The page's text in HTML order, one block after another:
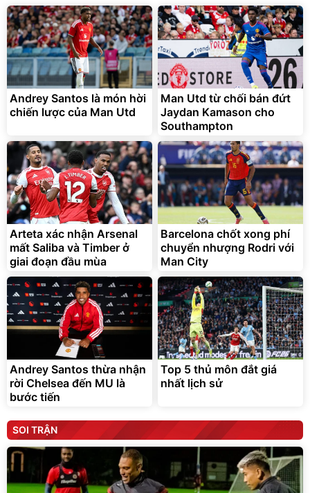
Andrey Santos là món hời
chiến lược của Man Utd
Man Utd từ chối bán đứt
Jaydan Kamason cho
Southampton
Arteta xác nhận Arsenal
mất Saliba và Timber ở
giai đoạn đầu mùa
Barcelona chốt xong phí
chuyển nhượng Rodri với
Man City
Andrey Santos thừa nhận
rời Chelsea đến MU là
bước tiến
Top 5 thủ môn đắt giá
nhất lịch sử
SOI TRẬN